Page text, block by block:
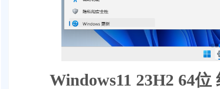
Windows11 23H2 64位